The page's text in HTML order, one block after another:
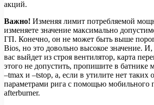
акций.
Важно! Изменяя лимит потребляемой
изменяете значение максимально
ГП. Конечно, он не может быть выше
Bios, но это довольно высокое значение.
вас выйдет из строя вентилятор, карта
этого не допустить, пропишите в батнике
–tmax и –tstop, а, если в утилите нет таких
параметрами рига с помощью мобильного
afterburner.